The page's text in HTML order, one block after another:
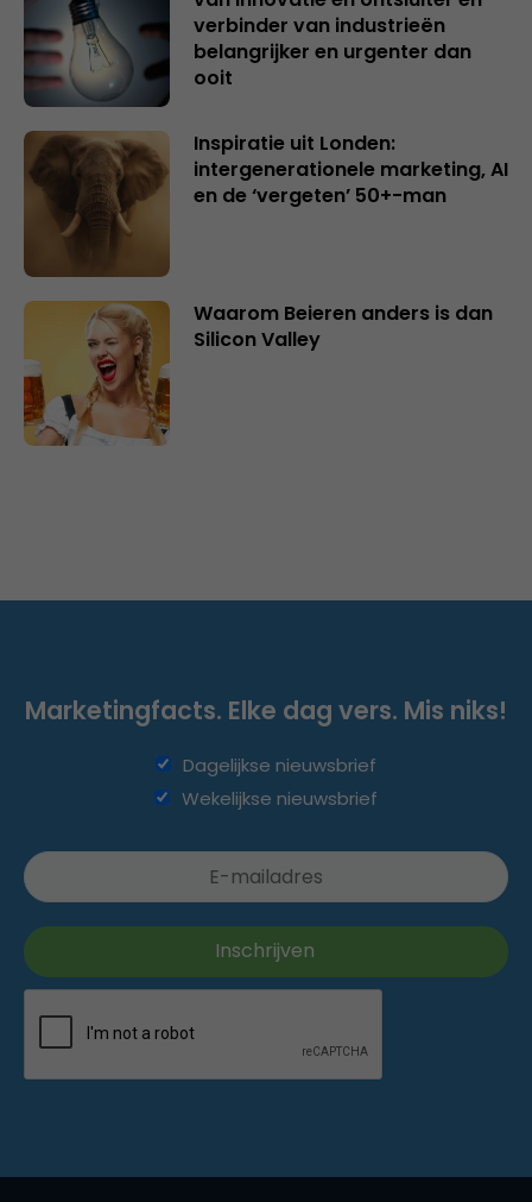
verbinder van industrieën
belangrijker en urgenter dan
ooit
Inspiratie uit Londen:
intergenerationele marketing, AI
en de ‘vergeten’ 50+-man
Waarom Beieren anders is dan
Silicon Valley
Marketingfacts. Elke dag vers. Mis niks!
Dagelijkse nieuwsbrief
Wekelijkse nieuwsbrief